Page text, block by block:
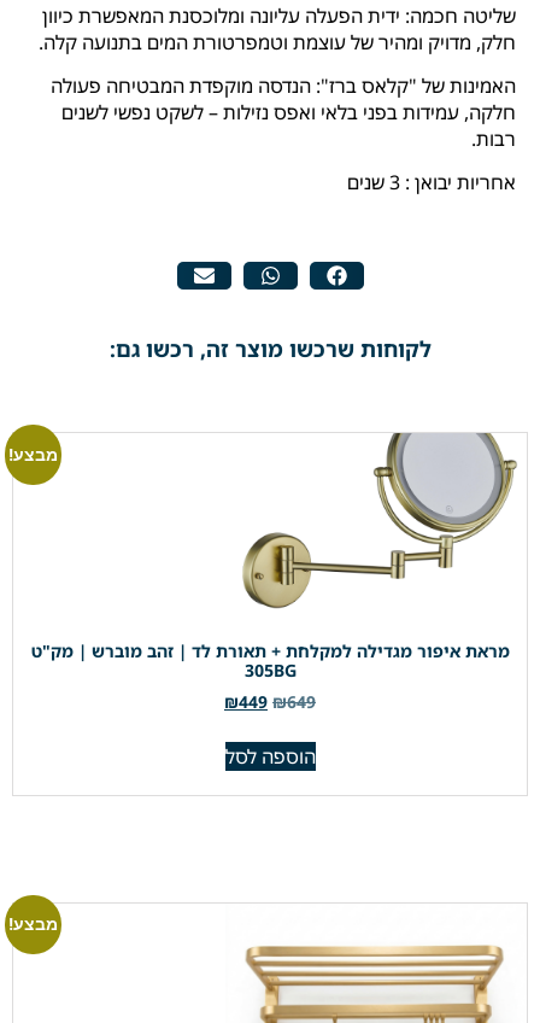
שליטה חכמה: ידית הפעלה עליונה ומלוכסנת המאפשרת כיוון
חלק, מדויק ומהיר של עוצמת וטמפרטורת המים בתנועה קלה.
האמינות של "קלאס ברז": הנדסה מוקפדת המבטיחה פעולה
חלקה, עמידות בפני בלאי ואפס נזילות – לשקט נפשי לשנים
רבות.
אחריות יבואן : 3 שנים
לקוחות שרכשו מוצר זה, רכשו גם:
מבצע!
מראת איפור מגדילה למקלחת + תאורת לד | זהב מוברש | מק"ט
305BG
₪649
₪449
הוספה לסל
מבצע!